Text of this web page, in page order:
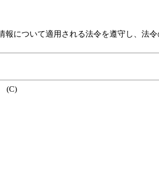
について適用される法令を遵守し、法
(C)